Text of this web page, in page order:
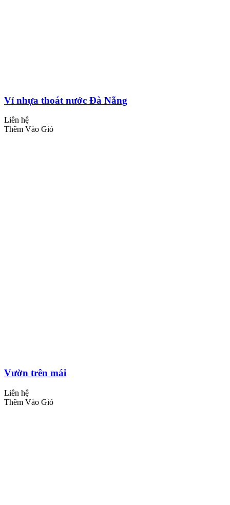
Vỉ nhựa thoát nước Đà Nẵng
Liên hệ
Thêm Vào Giỏ
Vườn trên mái
Liên hệ
Thêm Vào Giỏ